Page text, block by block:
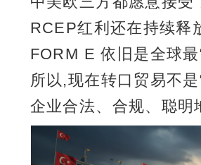
RCEP红利还在持续释
FORM E 依旧是全球
所以,现在转口贸易不是
企业合法、合规、聪明